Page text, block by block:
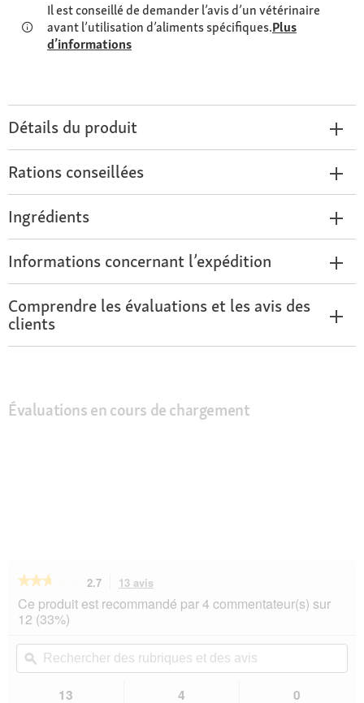
Il est conseillé de demander l’avis d’un vétérinaire
avant l’utilisation d’aliments spécifiques.Plus
d’informations
Détails du produit
Rations conseillées
Ingrédients
Informations concernant l’expédition
Comprendre les évaluations et les avis des
clients
Évaluations en cours de chargement
★★★★★
★★★★★
sur
5
les
avis
SELECT
2.7 13 avis
action
vous
vers
les
avis.
Ce produit est recommandé par 4 commentateur(s) sur
12 (33%)
Rechercher
des
rubriques
ϙ
13 4 0